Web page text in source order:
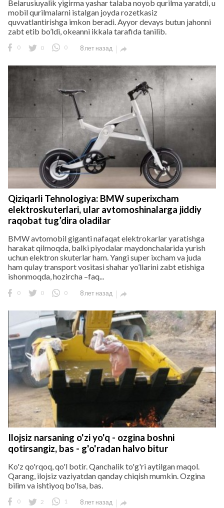
Belarusiuyalik yigirma yashar talaba noyob qurilma yaratdi, u
mobil qurilmalarni istalgan joyda rozetkasiz
quvvatlantirishga imkon beradi. Ayyor devays butun jahonni
zabt etib bo’ldi, okeanni ikkala tarafida tanilib.
0 0 0 8 лет назад 
Qiziqarli Tehnologiya: BMW superixcham
elektroskuterlari, ular avtomoshinalarga jiddiy
raqobat tug’dira oladilar
BMW avtomobil giganti nafaqat elektrokarlar yaratishga
harakat qilmoqda, balki piyodalar maydonchalarida yurish
uchun elektron skuterlar ham. Yangi super ixcham va juda
ham qulay transport vositasi shahar yo’llarini zabt etishiga
ishonmoqda, hozircha –faq...
0 0 0 8 лет назад 
Ilojsiz narsaning o'zi yo'q - ozgina boshni
qotirsangiz, bas - g'o'radan halvo bitur
Ko'z qo'rqoq, qo'l botir. Qanchalik to'g'ri aytilgan maqol.
Qarang, ilojsiz vaziyatdan qanday chiqish mumkin. Ozgina
bilim va ishtiyoq bo'lsa, bas.
0 2 1 8 лет назад 